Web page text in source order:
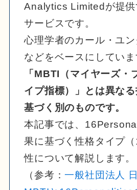
Analytics Limitedが提供
サービスです。
心理学者のカール・ユ
などをベースにしていま
「MBTI（マイヤーズ・
イプ指標）」とは異な
基づく別のものです。
本記事では、
果に基づく性格タイプ
性について解説します。
（参考：一般社団法人